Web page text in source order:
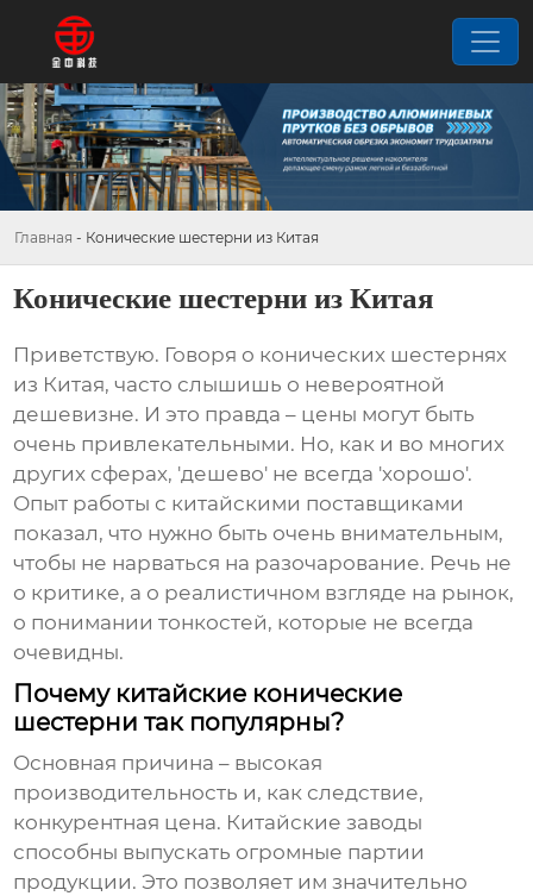
Главная - Конические шестерни из Китая
Конические шестерни из Китая
Приветствую. Говоря о конических шестернях
из Китая, часто слышишь о невероятной
дешевизне. И это правда – цены могут быть
очень привлекательными. Но, как и во многих
других сферах, 'дешево' не всегда 'хорошо'.
Опыт работы с китайскими поставщиками
показал, что нужно быть очень внимательным,
чтобы не нарваться на разочарование. Речь не
о критике, а о реалистичном взгляде на рынок,
о понимании тонкостей, которые не всегда
очевидны.
Почему китайские конические
шестерни так популярны?
Основная причина – высокая
производительность и, как следствие,
конкурентная цена. Китайские заводы
способны выпускать огромные партии
продукции. Это позволяет им значительно